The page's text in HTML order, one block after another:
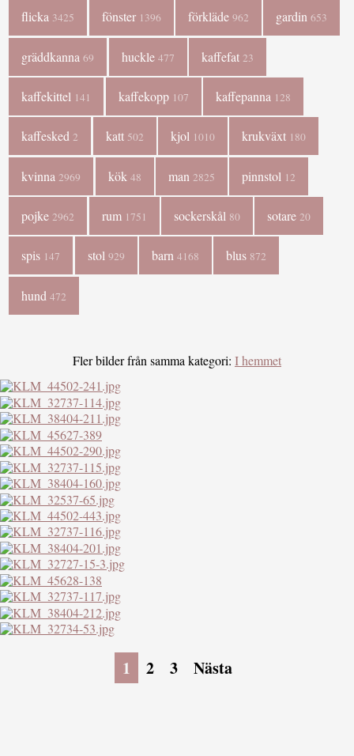
flicka 3425 fönster 1396 förkläde 962 gardin653
gräddkanna69 huckle 477 kaffefat 23
kaffekittel 141 kaffekopp 107 kaffepanna 128
kaffesked 2 katt 502 kjol 1010 krukväxt 180
kvinna 2969 kök 48 man 2825 pinnstol 12
pojke 2962 rum 1751 sockerskål 80 sotare 20
spis 147 stol 929 barn 4168 blus 872
hund472
Fler bilder från samma kategori: I hemmet
1 2 3 Nästa